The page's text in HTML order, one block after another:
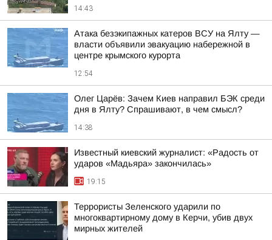
14:43
Атака безэкипажных катеров ВСУ на Ялту —
власти объявили эвакуацию набережной в
центре крымского курорта
12:54
Олег Царёв: Зачем Киев направил БЭК среди
дня в Ялту? Спрашивают, в чем смысл?
14:38
Известный киевский журналист: «Радость от
ударов «Мадьяра» закончилась»
19:15
Террористы Зеленского ударили по
многоквартирному дому в Керчи, убив двух
мирных жителей